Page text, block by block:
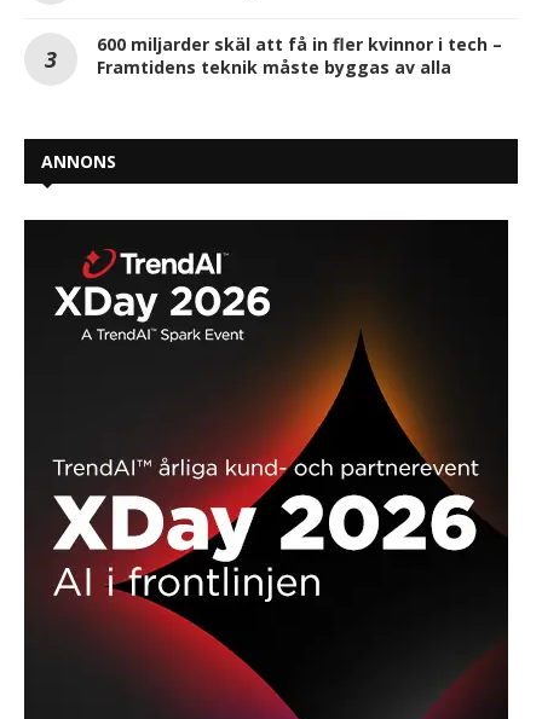
600 miljarder skäl att få in fler kvinnor i tech –
Framtidens teknik måste byggas av alla
ANNONS